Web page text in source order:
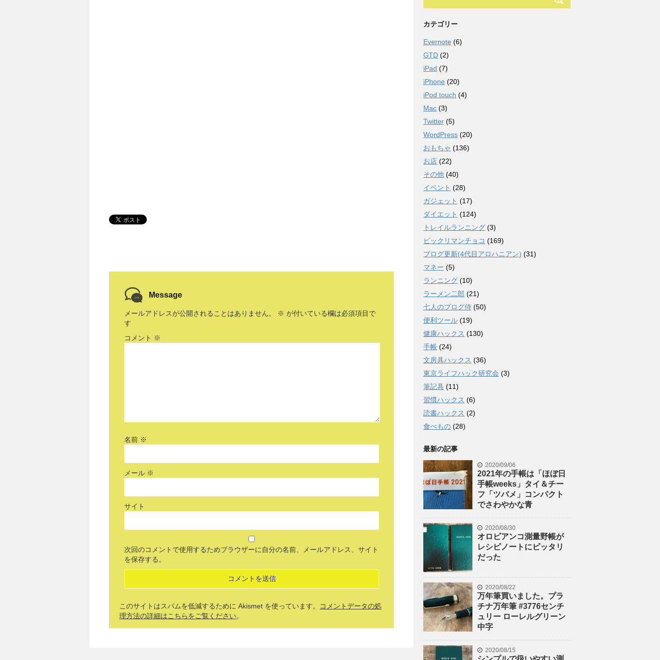
Message
メールアドレスが公開されることはありません。 ※ が付いている欄は必須項目で
す
コメント ※
名前 ※
メール ※
サイト
次回のコメントで使用するためブラウザーに自分の名前、メールアドレス、サイト
を保存する。
このサイトはスパムを低減するために Akismet を使っています。
コメントデータの処
理方法の詳細はこちらをご覧ください。
カテゴリー
Evernote (6)
GTD (2)
iPad (7)
iPhone (20)
iPod touch (4)
Mac (3)
Twitter (5)
WordPress (20)
おもちゃ (136)
お店 (22)
その他 (40)
イベント (28)
ガジェット (17)
ダイエット (124)
トレイルランニング (3)
ビックリマンチョコ (169)
ブログ更新(4代目アロハニアン) (31)
マネー (5)
ランニング (10)
ラーメン二郎 (21)
七人のブログ侍 (50)
便利ツール (19)
健康ハックス (130)
手帳 (24)
文房具ハックス (36)
東京ライフハック研究会 (3)
筆記具 (11)
習慣ハックス (6)
読書ハックス (2)
食べもの (28)
最新の記事
2020/09/06
2021年の手帳は「ほぼ日
手帳weeks」タイ＆チー
フ「ツバメ」コンパクト
でさわやかな青
2020/08/30
オロビアンコ測量野帳が
レシピノートにピッタリ
だった
2020/08/22
万年筆買いました。プラ
チナ万年筆 #3776センチ
ュリー ローレルグリーン
中字
2020/08/15